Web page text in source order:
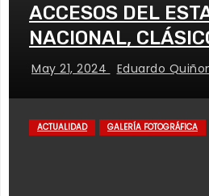
ACCESOS DEL
NACIONAL,
UNIVERSITARIO
May 21, 2024 Eduardo
ACTUALIDAD GALERÍA FOTOGRÁFICA